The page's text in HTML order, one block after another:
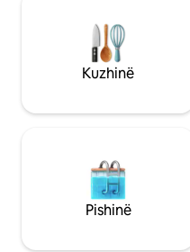
tënde minimaliste të
gjatë ditës, e vendosur në
përkryer për çfarëdo
joproduktive që telefonon
Kuzhinë
Pishinë